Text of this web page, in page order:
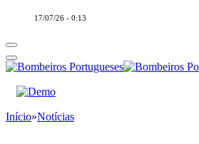
17/07/26 - 0:13
Início»Notícias